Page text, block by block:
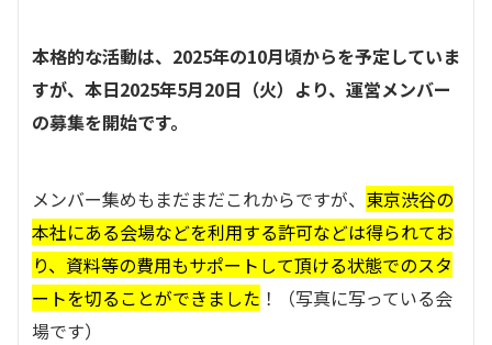
本格的な活動は、2025年の10月頃からを予定していま
すが、本日2025年5月20日（火）より、運営メンバー
の募集を開始です。
メンバー集めもまだまだこれからですが、 東京渋谷の
本社にある会場などを利用する許可などは得られてお
り、資料等の費用もサポートして頂ける状態でのスタ
ートを切ることができました ！（写真に写っている会
場です）